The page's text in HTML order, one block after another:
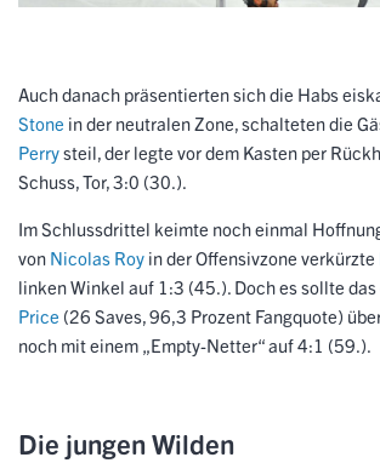
Auch danach präsentierten sich die Habs
Stone in der neutralen Zone, schalteten die
Perrysteil, der legte vor dem Kasten per
Schuss, Tor, 3:0 (30.).
Im Schlussdrittel keimte noch einmal
von Nicolas Roy in der Offensivzone verkürzte
linken Winkel auf 1:3 (45.). Doch es sollte
Price (26 Saves, 96,3 Prozent Fangquote)
noch mit einem „Empty-Netter“ auf 4:1 (59.).
Die jungen Wilden